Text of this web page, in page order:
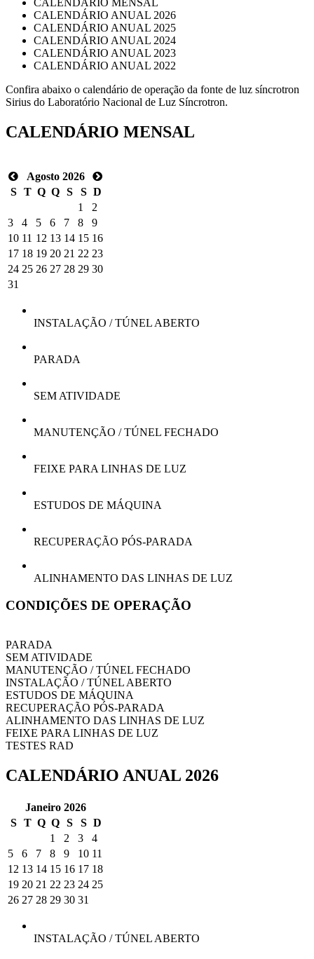
CALENDÁRIO MENSAL
CALENDÁRIO ANUAL 2026
CALENDÁRIO ANUAL 2025
CALENDÁRIO ANUAL 2024
CALENDÁRIO ANUAL 2023
CALENDÁRIO ANUAL 2022
Confira abaixo o calendário de operação da fonte de luz síncrotron
Sirius do Laboratório Nacional de Luz Síncrotron.
CALENDÁRIO MENSAL
Agosto 2026
S
T Q Q S S D
1
2
3
4 5 6 7 8
9
10 11 12 13 14 15 16
17 18 19 20 21 22 23
24 25 26 27 28 29 30
31
INSTALAÇÃO / TÚNEL ABERTO
PARADA
SEM ATIVIDADE
MANUTENÇÃO / TÚNEL FECHADO
FEIXE PARA LINHAS DE LUZ
ESTUDOS DE MÁQUINA
RECUPERAÇÃO PÓS-PARADA
ALINHAMENTO DAS LINHAS DE LUZ
CONDIÇÕES DE OPERAÇÃO
PARADA
SEM ATIVIDADE
MANUTENÇÃO / TÚNEL FECHADO
INSTALAÇÃO / TÚNEL ABERTO
ESTUDOS DE MÁQUINA
RECUPERAÇÃO PÓS-PARADA
ALINHAMENTO DAS LINHAS DE LUZ
FEIXE PARA LINHAS DE LUZ
TESTES RAD
CALENDÁRIO ANUAL 2026
Janeiro 2026
S
T Q Q S S D
1
2 3
4
5
6 7 8 9 10 11
12 13 14 15 16 17 18
19 20 21 22 23 24 25
26 27 28 29 30 31
INSTALAÇÃO / TÚNEL ABERTO